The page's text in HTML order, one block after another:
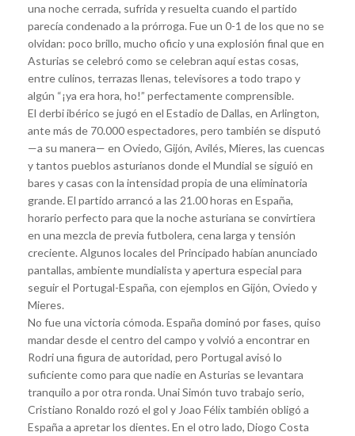
una noche cerrada, sufrida y resuelta cuando el partido
parecía condenado a la prórroga. Fue un 0-1 de los que no se
olvidan: poco brillo, mucho oficio y una explosión final que en
Asturias se celebró como se celebran aquí estas cosas,
entre culinos, terrazas llenas, televisores a todo trapo y
algún “¡ya era hora, ho!” perfectamente comprensible.
El derbi ibérico se jugó en el Estadio de Dallas, en Arlington,
ante más de 70.000 espectadores, pero también se disputó
—a su manera— en Oviedo, Gijón, Avilés, Mieres, las cuencas
y tantos pueblos asturianos donde el Mundial se siguió en
bares y casas con la intensidad propia de una eliminatoria
grande. El partido arrancó a las 21.00 horas en España,
horario perfecto para que la noche asturiana se convirtiera
en una mezcla de previa futbolera, cena larga y tensión
creciente. Algunos locales del Principado habían anunciado
pantallas, ambiente mundialista y apertura especial para
seguir el Portugal-España, con ejemplos en Gijón, Oviedo y
Mieres.
No fue una victoria cómoda. España dominó por fases, quiso
mandar desde el centro del campo y volvió a encontrar en
Rodri una figura de autoridad, pero Portugal avisó lo
suficiente como para que nadie en Asturias se levantara
tranquilo a por otra ronda. Unai Simón tuvo trabajo serio,
Cristiano Ronaldo rozó el gol y Joao Félix también obligó a
España a apretar los dientes. En el otro lado, Diogo Costa